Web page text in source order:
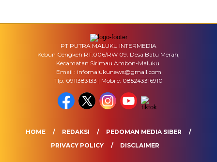
PT PUTRA MALUKU INTERMEDIA
Kebun Cengkeh RT.006/RW 09. Desa Batu Merah,
Kecamatan Sirimau Ambon-Maluku.
Email : infomalukunews@gmail.com
Tlp: 0911383133 | Mobile: 085243316910
HOME REDAKSI
PEDOMAN MEDIA SIBER
PRIVACY POLICY
DISCLAIMER